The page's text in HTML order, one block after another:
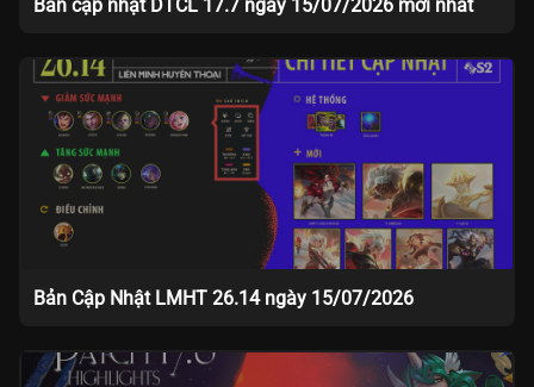
Bản cập nhật DTCL 17.7 ngày 15/07/2026 mới nhất
Bản Cập Nhật LMHT 26.14 ngày 15/07/2026